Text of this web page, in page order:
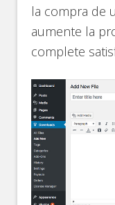
la compra de
aumente la
complete